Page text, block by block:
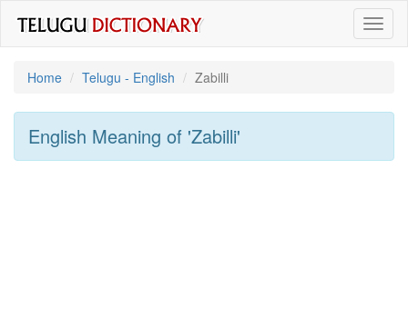
Home
Telugu - English Zabilli
English Meaning of 'zabilli'